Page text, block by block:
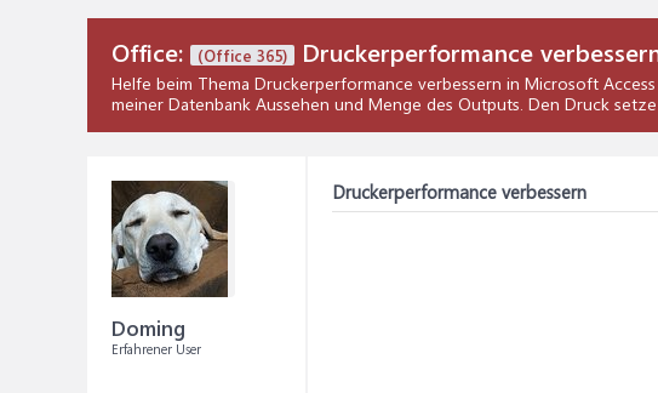
Office: (Office 365) Druckerperformance
Helfe beim Thema Druckerperformance verbessern in Microsoft
meiner Datenbank Aussehen und Menge des Outputs. Den Druck
Doming
Erfahrener User
Druckerperformance verbessern